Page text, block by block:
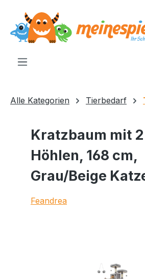
springen
Alle Kategorien Tierbedarf
Kratzbaum mit 2
Höhlen, 168 cm,
Grau/Beige
Feandrea